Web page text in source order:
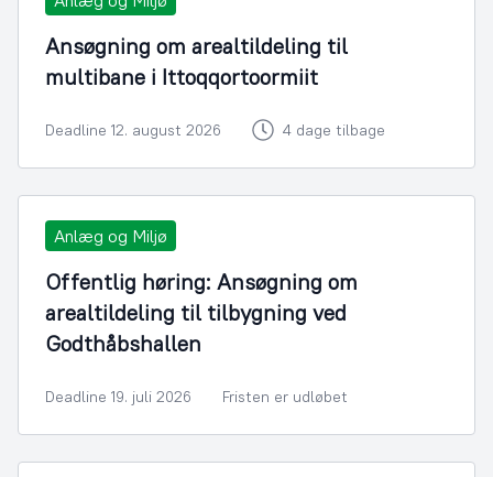
Ansøgning om arealtildeling til
multibane i Ittoqqortoormiit
Deadline 12. august 2026 4 dage tilbage
Anlæg og Miljø
Offentlig høring: Ansøgning om
arealtildeling til tilbygning ved
Godthåbshallen
Deadline 19. juli 2026 Fristen er udløbet